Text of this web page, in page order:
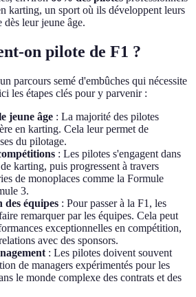
karting, un sport où ils développent leurs
dès leur jeune âge.
on pilote de F1 ?
parcours semé d'embûches qui nécessite
les étapes clés pour y parvenir :
jeune âge : La majorité des pilotes
en karting. Cela leur permet de
du pilotage.
: Les pilotes s'engagent dans
karting, puis progressent à travers
de monoplaces comme la Formule
3.
équipes : Pour passer à la F1, les
remarquer par les équipes. Cela peut
exceptionnelles en compétition,
avec des sponsors.
: Les pilotes doivent souvent
de managers expérimentés pour les
le monde complexe des contrats et des